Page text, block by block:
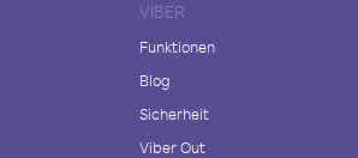
VIBER
Funktionen
Blog
Sicherheit
Viber Out